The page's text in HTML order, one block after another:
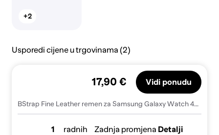
+2
Usporedi cijene u trgovinama (2)
BStrap Fine Leather remen za Samsung Galaxy Watch 42mm, blue
17,90 € Vidi ponudu
1
radnih
Zadnja promjena Detalji